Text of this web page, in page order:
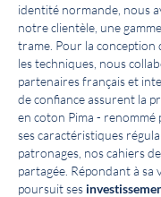
identité normande, nous
notre clientèle, une
trame. Pour la conception
les techniques, nous
partenaires français et
de confiance assurent la
en coton Pima - renommé
ses caractéristiques
patronages, nos cahiers
partagée. Répondant à sa
poursuit ses